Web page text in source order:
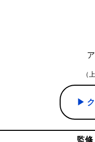
（
▶︎
監